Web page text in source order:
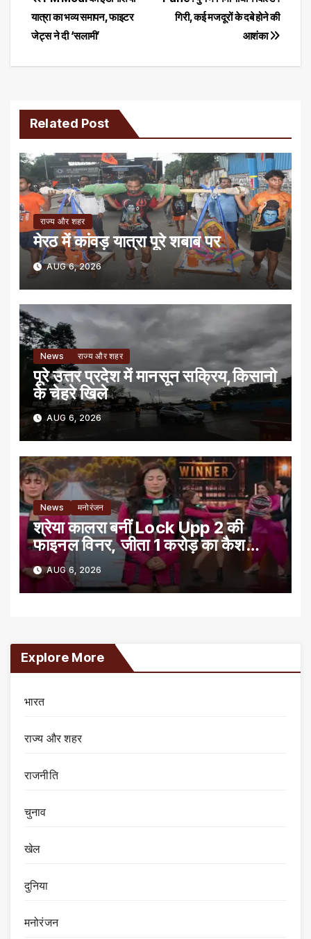
navigation
गिरी, कई मजदूरों के दबे होने की
आशंका
यात्रा का भव्य समापन, फाइटर
जेट्स ने दी ‘सलामी’
Related Post
राज्य और शहर
मेरठ में कांवड़ यात्रा पूरे शबाब पर
AUG 6, 2026
News राज्य और शहर
पूरे उत्तर प्रदेश में मानसून सक्रिय,किसानो
के चेहरे खिले
AUG 6, 2026
News मनोरंजन
श्रेया कालरा बनीं Lock Upp 2 की
फाइनल विनर, जीता 1 करोड़ का कैश
प्राइज
AUG 6, 2026
Explore More
भारत
राज्य और शहर
राजनीति
चुनाव
खेल
दुनिया
मनोरंजन